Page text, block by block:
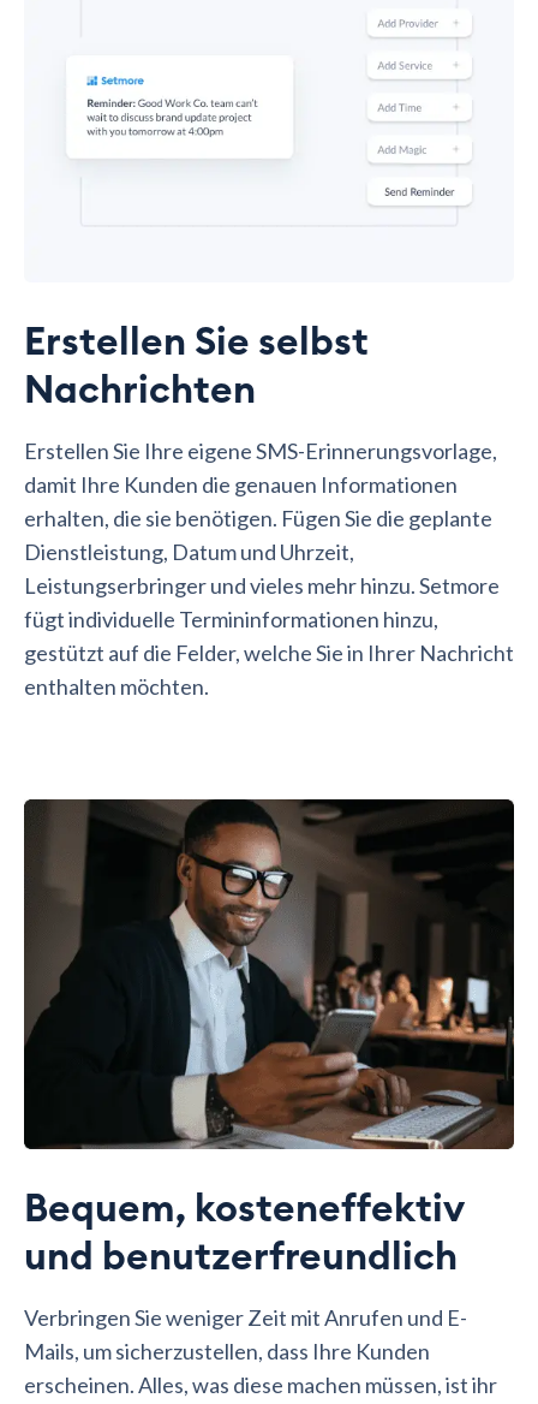
Erstellen Sie selbst
Nachrichten
Erstellen Sie Ihre eigene SMS-Erinnerungsvorlage,
damit Ihre Kunden die genauen Informationen
erhalten, die sie benötigen. Fügen Sie die geplante
Dienstleistung, Datum und Uhrzeit,
Leistungserbringer und vieles mehr hinzu. Setmore
fügt individuelle Termininformationen hinzu,
gestützt auf die Felder, welche Sie in Ihrer Nachricht
enthalten möchten.
Bequem, kosteneffektiv
und benutzerfreundlich
Verbringen Sie weniger Zeit mit Anrufen und E-
Mails, um sicherzustellen, dass Ihre Kunden
erscheinen. Alles, was diese machen müssen, ist ihr